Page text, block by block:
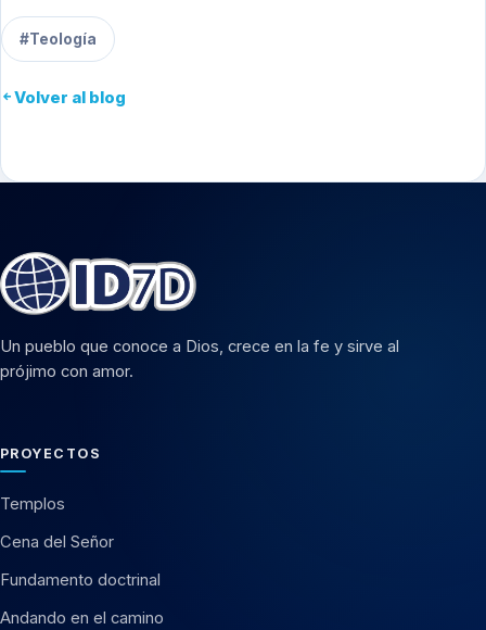
#Teología
Volver al blog
Un pueblo que conoce a Dios, crece en la fe y sirve al
prójimo con amor.
PROYECTOS
Templos
Cena del Señor
Fundamento doctrinal
Andando en el camino